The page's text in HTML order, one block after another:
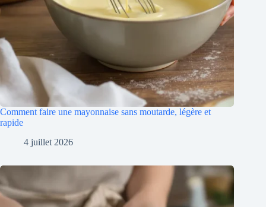
Comment faire une mayonnaise sans moutarde, légère et
rapide
4 juillet 2026